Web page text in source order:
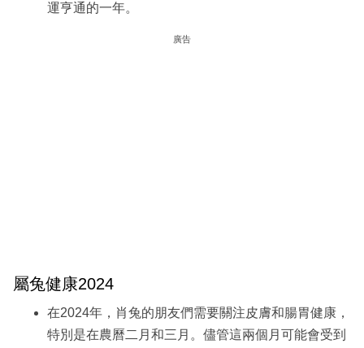
運亨通的一年。
廣告
屬兔健康2024
在2024年，肖兔的朋友們需要關注皮膚和腸胃健康，
特別是在農曆二月和三月。儘管這兩個月可能會受到